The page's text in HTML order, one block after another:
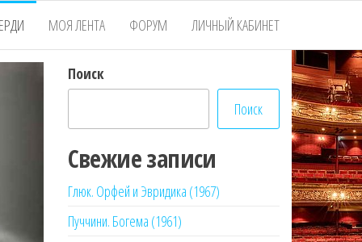
МОЯ ЛЕНТА ФОРУМ ЛИЧНЫЙ КАБИНЕТ
Поиск
Поиск
Свежие записи
Глюк. Орфей и Эвридика (1967)
Пуччини. Богема (1961)